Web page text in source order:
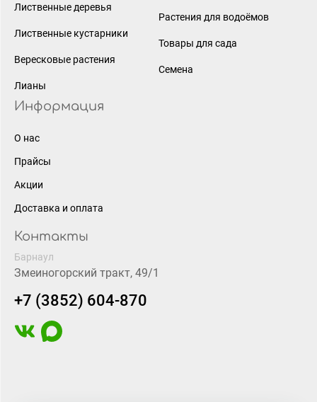
Лиственные деревья
Лиственные кустарники
Вересковые растения
Лианы
Растения для водоёмов
Товары для сада
Семена
Информация
О нас
Прайсы
Акции
Доставка и оплата
Контакты
Барнаул
Змеиногорский тракт, 49/1
+7 (3852) 604-870